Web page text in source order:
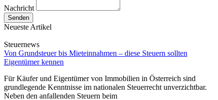
Nachricht
Senden
Neueste Artikel
Steuernews
Von Grundsteuer bis Mieteinnahmen – diese Steuern sollten
Eigentümer kennen
Für Käufer und Eigentümer von Immobilien in Österreich sind
grundlegende Kenntnisse im nationalen Steuerrecht unverzichtbar.
Neben den anfallenden Steuern beim